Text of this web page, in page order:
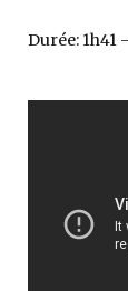
Durée: 1h41